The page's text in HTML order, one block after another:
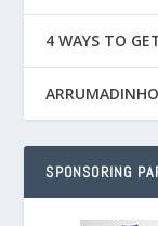
4 WAYS TO
SPONSORING